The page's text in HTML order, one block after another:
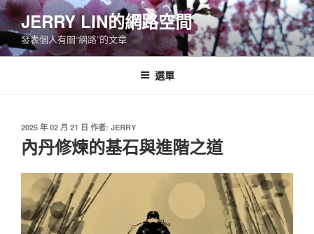
跳
至
主
要
JERRY LIN的網路空間
發表個人有關“網路”的文章
選單
發
佈
於
2025 年 02 月 21 日 作者: JERRY
內丹修煉的基石與進階之道